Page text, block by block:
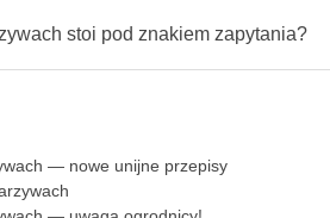
stoi pod znakiem zapytania?
— nowe unijne przepisy